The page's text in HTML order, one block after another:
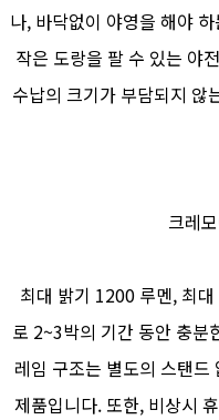
나, 바닥없이 야영을 해야
작은 도랑을 팔 수 있는 야
수납의 크기가 부담되지 않
크레
최대 밝기 1200 루멘, 최
로 2~3박의 기간 동안 충분
레임 구조는 별도의 스탠
제품입니다. 또한, 비상시